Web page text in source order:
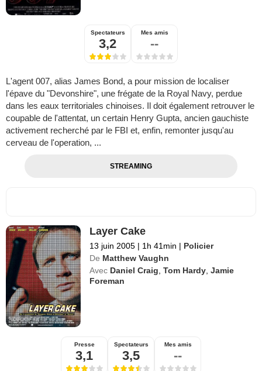
Spectateurs
3,2
Mes amis
--
L'agent 007, alias James Bond, a pour mission de localiser
l'épave du "Devonshire", une frégate de la Royal Navy, perdue
dans les eaux territoriales chinoises. Il doit également retrouver le
coupable de l'attentat, un certain Henry Gupta, ancien gauchiste
activement recherché par le FBI et, enfin, remonter jusqu'au
cerveau de l'operation, ...
STREAMING
Layer Cake
13 juin 2005 | 1h 41min | Policier
De Matthew Vaughn
Avec Daniel Craig ,Tom Hardy ,Jamie
Foreman
Presse
3,1
Spectateurs
3,5
Mes amis
--